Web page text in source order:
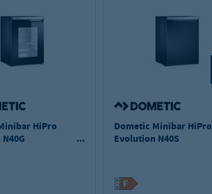
HiPro
Dometic Minibar HiPro
Evolution N40S